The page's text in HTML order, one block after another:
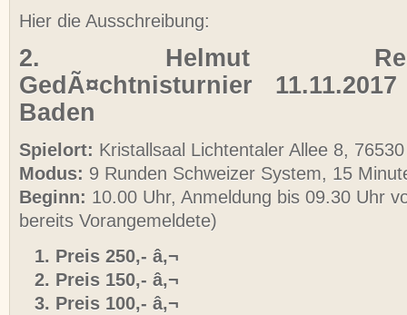
Hier die Ausschreibung:
2. Helmut
GedÃ¤chtnisturnier
Baden
Spielort: Kristallsaal Lichtentaler Allee 8,
Modus: 9 Runden Schweizer System, 15
Beginn: 10.00 Uhr, Anmeldung bis 09.30 Uhr
bereits Vorangemeldete)
Preis 250,- â‚¬
Preis 150,- â‚¬
Preis 100,- â‚¬